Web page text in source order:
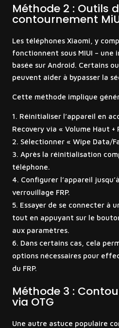
Méthode 2 : Outils
contournement
Les téléphones Xiaomi, y
fonctionnent sous MIUI –
basée sur Android. Certains
peuvent aider à bypasser la
Cette méthode implique
Réinitialiser l’appareil en
Recovery via « Volume Haut +
Sélectionner « Wipe Data/
Après la réinitialisation
téléphone.
Configurer l’appareil
verrouillage FRP.
Essayer de se connecter à
tout en appuyant sur le
aux paramètres.
Dans certains cas, cela
options nécessaires pour
du FRP.
Méthode 3 :
via OTG
Une autre astuce populaire